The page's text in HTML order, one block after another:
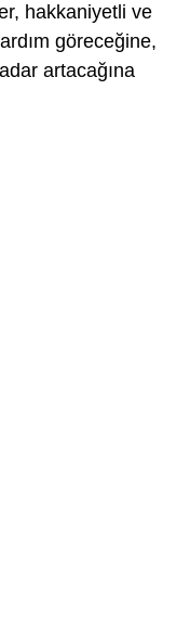
hakkaniyetli ve
göreceğine,
artacağına